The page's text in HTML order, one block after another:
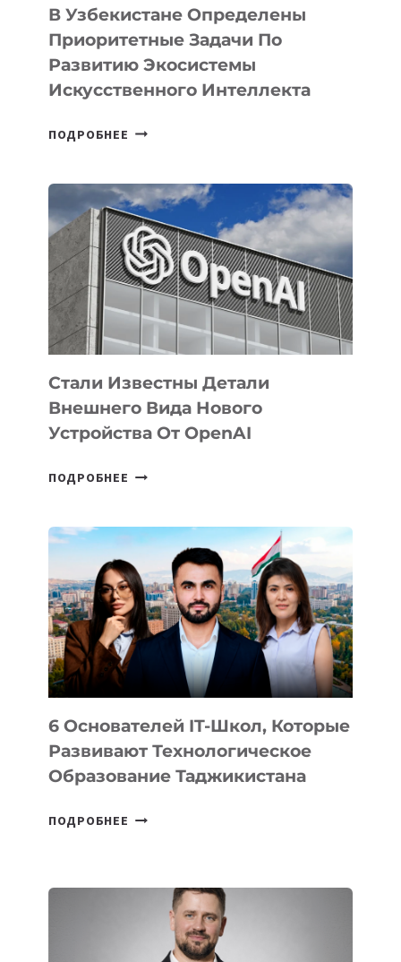
В Узбекистане Определены
Приоритетные Задачи По
Развитию Экосистемы
Искусственного Интеллекта
ПОДРОБНЕЕ В
ПРИОРИТЕТНЫЕ
ЗАДАЧИ
ПО
РАЗВИТИЮ
ЭКОСИСТЕМЫ
ИСКУССТВЕННОГО
ИНТЕЛЛЕКТА
Стали Известны Детали
Внешнего Вида Нового
Устройства От OpenAI
ПОДРОБНЕЕ СТАЛИ
ВНЕШНЕГО
ВИДА
НОВОГО
УСТРОЙСТВА
ОТ
OPENAI
6 Основателей IT-Школ, Которые
Развивают Технологическое
Образование Таджикистана
ПОДРОБНЕЕ
КОТОРЫЕ
РАЗВИВАЮТ
ТЕХНОЛОГИЧЕСКОЕ